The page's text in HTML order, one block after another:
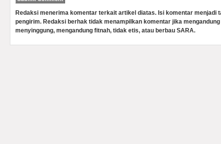
Redaksi menerima komentar terkait artikel diatas. Isi komentar menjadi
pengirim. Redaksi berhak tidak menampilkan komentar jika
menyinggung, mengandung fitnah, tidak etis, atau berbau SARA.